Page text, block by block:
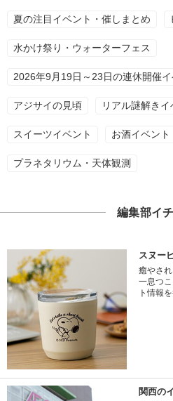
夏の注目イベント・催しまとめ
水かけ祭り・ウォーターフェス
2026年9月19日～23日の連休開催イ
アジサイの見頃 リアル謎解きイ
スイーツイベント お酒イベント
プラネタリウム・天体観測
編集部イ
スヌー
癒やさ
一息つ
ト情報
関西の